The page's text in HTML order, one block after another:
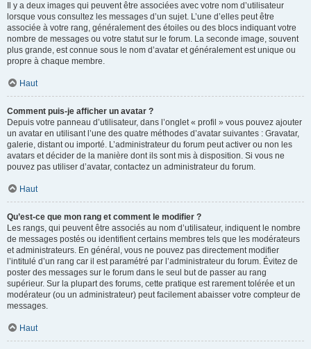
Il y a deux images qui peuvent être associées avec votre nom d’utilisateur
lorsque vous consultez les messages d’un sujet. L’une d’elles peut être
associée à votre rang, généralement des étoiles ou des blocs indiquant votre
nombre de messages ou votre statut sur le forum. La seconde image, souvent
plus grande, est connue sous le nom d’avatar et généralement est unique ou
propre à chaque membre.
Haut
Comment puis-je afficher un avatar ?
Depuis votre panneau d’utilisateur, dans l’onglet « profil » vous pouvez ajouter
un avatar en utilisant l’une des quatre méthodes d’avatar suivantes : Gravatar,
galerie, distant ou importé. L’administrateur du forum peut activer ou non les
avatars et décider de la manière dont ils sont mis à disposition. Si vous ne
pouvez pas utiliser d’avatar, contactez un administrateur du forum.
Haut
Qu’est-ce que mon rang et comment le modifier ?
Les rangs, qui peuvent être associés au nom d’utilisateur, indiquent le nombre
de messages postés ou identifient certains membres tels que les modérateurs
et administrateurs. En général, vous ne pouvez pas directement modifier
l’intitulé d’un rang car il est paramétré par l’administrateur du forum. Évitez de
poster des messages sur le forum dans le seul but de passer au rang
supérieur. Sur la plupart des forums, cette pratique est rarement tolérée et un
modérateur (ou un administrateur) peut facilement abaisser votre compteur de
messages.
Haut